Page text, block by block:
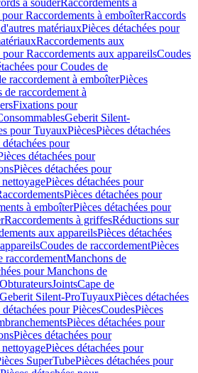
à souderRaccordements à
pour Raccordements à emboîterRaccords
matériauxPièces détachées pour
Raccordements aux
pour Raccordements aux appareilsCoudes
pour Coudes de
raccordement à emboîterPièces
de raccordement à
Fixations pour
Geberit Silent-
pour TuyauxPiècesPièces détachées
détachées pour
détachées pour
Pièces détachées pour
Pièces détachées pour
Pièces détachées pour
à emboîterPièces détachées pour
Raccordements à griffesRéductions sur
aux appareilsPièces détachées
Coudes de raccordementPièces
raccordementManchons de
pour Manchons de
ObturateursJointsCape de
Geberit Silent-ProTuyauxPièces détachées
détachées pour PiècesCoudesPièces
Pièces détachées pour
Pièces détachées pour
Pièces détachées pour
SuperTubePièces détachées pour